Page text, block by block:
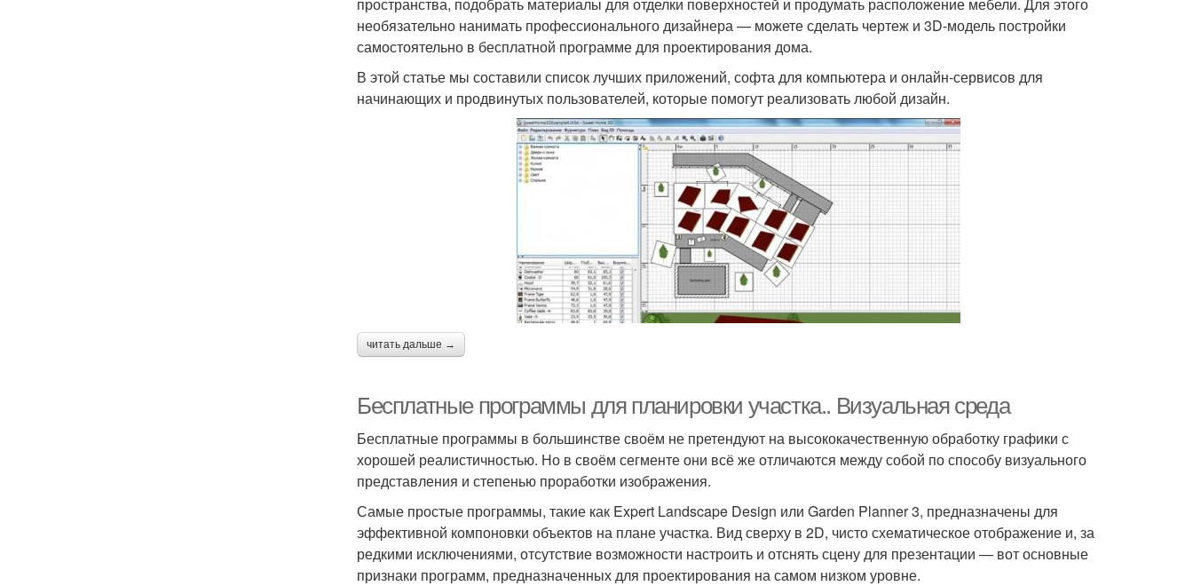
необязательно нанимать профессионального дизайнера — можете сделать чертеж и 3D-модель постройки
самостоятельно в бесплатной программе для проектирования дома.
В этой статье мы составили список лучших приложений, софта для компьютера и онлайн-сервисов для
начинающих и продвинутых пользователей, которые помогут реализовать любой дизайн.
читать дальше →
Бесплатные программы для планировки участка.. Визуальная среда
Бесплатные программы в большинстве своём не претендуют на высококачественную обработку графики с
хорошей реалистичностью. Но в своём сегменте они всё же отличаются между собой по способу визуального
представления и степенью проработки изображения.
Самые простые программы, такие как Expert Landscape Design или Garden Planner 3, предназначены для
эффективной компоновки объектов на плане участка. Вид сверху в 2D, чисто схематическое отображение и, за
редкими исключениями, отсутствие возможности настроить и отснять сцену для презентации — вот основные
признаки программ, предназначенных для проектирования на самом низком уровне.